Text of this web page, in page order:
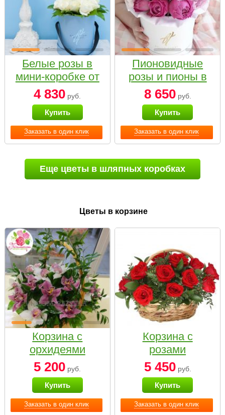
Заказать в один клик
Белые розы в
мини-коробке от
Bella Fiori
4 830 руб.
Купить
Заказать в один клик
Пионовидные
розы и пионы в
белой коробке
Small
8 650руб.
Купить
Еще цветы в шляпных коробках
Цветы в корзине
Заказать в один клик
Корзина с
орхидеями
малая
5 200 руб.
Купить
Заказать в один клик
Корзина с
розами
«Красный
Париж»
5 450руб.
Купить